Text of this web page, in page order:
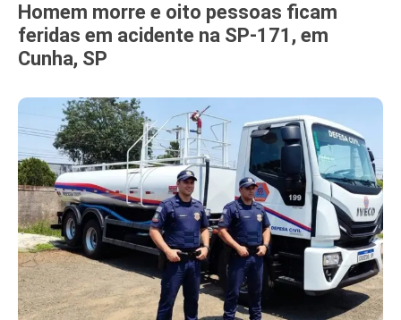
Homem morre e oito pessoas ficam
feridas em acidente na SP-171, em
Cunha, SP